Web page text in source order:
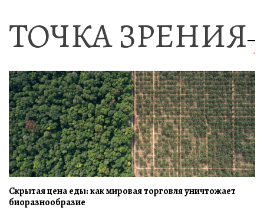
ТОЧКА ЗРЕНИЯ
Скрытая цена еды: как мировая торговля уничтожает
биоразнообразие